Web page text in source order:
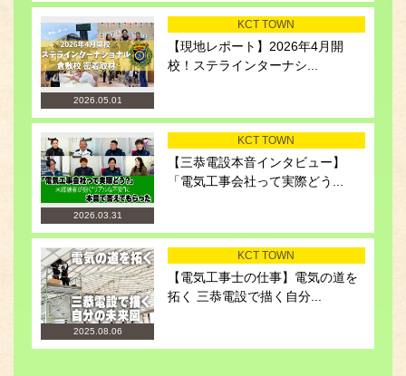
2026.05.01
KCT TOWN
【現地レポート】2026年4月開
校！ステラインターナシ...
2026.03.31
KCT TOWN
【三恭電設本音インタビュー】
「電気工事会社って実際どう...
2025.08.06
KCT TOWN
【電気工事士の仕事】電気の道を
拓く 三恭電設で描く自分...